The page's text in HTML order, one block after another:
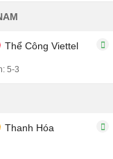
Thể Công Viettel
5-3
Thanh Hóa